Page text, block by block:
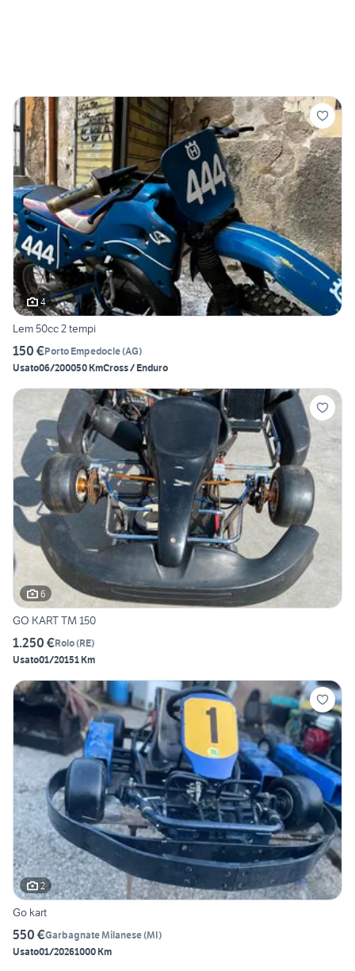
4
Lem 50cc 2 tempi
150 €Porto Empedocle(AG)
Usato06/200050 KmCross / Enduro
6
GO KART TM 150
1.250 €Rolo(RE)
Usato01/20151 Km
2
Go kart
550 €Garbagnate Milanese(MI)
Usato01/20261000 Km